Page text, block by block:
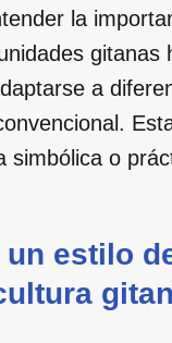
la
a
o
estilo